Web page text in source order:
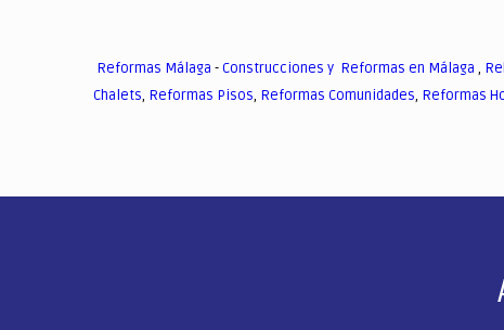
Reformas Málaga -Construcciones y Reformas en Málaga ,
Chalets, Reformas Pisos, Reformas Comunidades, Reformas